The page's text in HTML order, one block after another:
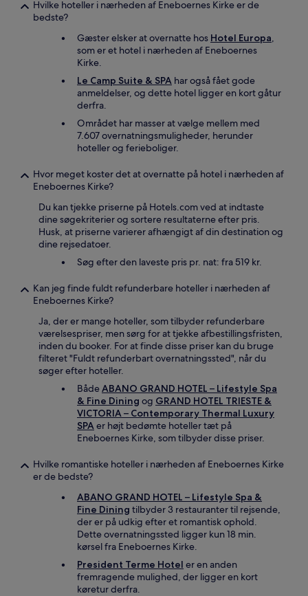
Hvilke hoteller i nærheden af Eneboernes Kirke er de
bedste?
Gæster elsker at overnatte hos Hotel Europa,
som er et hotel i nærheden af Eneboernes
Kirke.
Le Camp Suite & SPA har også fået gode
anmeldelser, og dette hotel ligger en kort gåtur
derfra.
Området har masser at vælge mellem med
7.607 overnatningsmuligheder, herunder
hoteller og ferieboliger.
Hvor meget koster det at overnatte på hotel i nærheden af
Eneboernes Kirke?
Du kan tjekke priserne på Hotels.com ved at indtaste
dine søgekriterier og sortere resultaterne efter pris.
Husk, at priserne varierer afhængigt af din destination og
dine rejsedatoer.
Søg efter den laveste pris pr. nat: fra 519 kr.
Kan jeg finde fuldt refunderbare hoteller i nærheden af
Eneboernes Kirke?
Ja, der er mange hoteller, som tilbyder refunderbare
værelsespriser, men sørg for at tjekke afbestillingsfristen,
inden du booker. For at finde disse priser kan du bruge
filteret "Fuldt refunderbart overnatningssted", når du
søger efter hoteller.
BådeABANO GRAND HOTEL – Lifestyle Spa
& Fine Dining og GRAND HOTEL TRIESTE &
VICTORIA – Contemporary Thermal Luxury
SPAer højt bedømte hoteller tæt på
Eneboernes Kirke, som tilbyder disse priser.
Hvilke romantiske hoteller i nærheden af Eneboernes Kirke
er de bedste?
ABANO GRAND HOTEL – Lifestyle Spa &
Fine Dining tilbyder 3 restauranter til rejsende,
der er på udkig efter et romantisk ophold.
Dette overnatningssted ligger kun 18 min.
kørsel fra Eneboernes Kirke.
President Terme Hotel er en anden
fremragende mulighed, der ligger en kort
køretur derfra.